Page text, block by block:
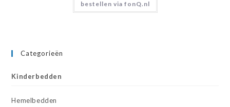
bestellen via fonQ.nl
Categorieën
Kinderbedden
Hemelbedden